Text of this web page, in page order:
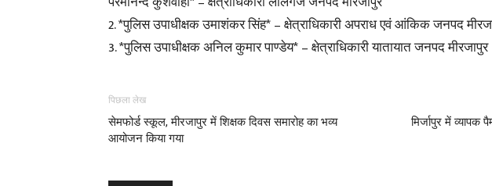
2. *पुलिस उपाधीक्षक उमाशंकर सिंह* – क्षेत्राधिकारी अपराध एवं आंकिक जनपद
3. *पुलिस उपाधीक्षक अनिल कुमार पाण्डेय* – क्षेत्राधिकारी यातायात जनपद मीरजापुर
पिछला लेख
सेमफोर्ड स्कूल, मीरजापुर में शिक्षक दिवस समारोह का भव्य
आयोजन किया गया
मिर्जापुर में व्यापक